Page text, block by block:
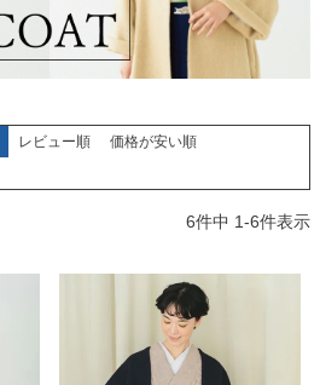
レビュー順
価格が安い順
6件中 1-6件表示